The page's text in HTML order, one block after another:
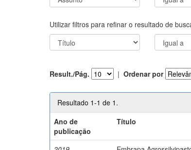
Utilizar filtros para refinar o resultado de
Result./Pág. | Ordenar por
Resultado 1-1 de 1.
Ano de
publicação
Título